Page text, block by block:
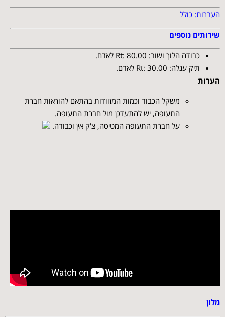
העברות: כולל
שירותים נוספים
כבודה הלוך ושוב: Rt: 80.00 לאדם.
תיק עגלה: Rt: 30.00 לאדם.
הערות
משקל הכבוד וכמות המזוודות בהתאם להוראות חברת
התעופה, יש להתעדכן מול חברת התעופה.
על חברת התעופה המטיסה, צ'ק אין וכבודה.
מלון